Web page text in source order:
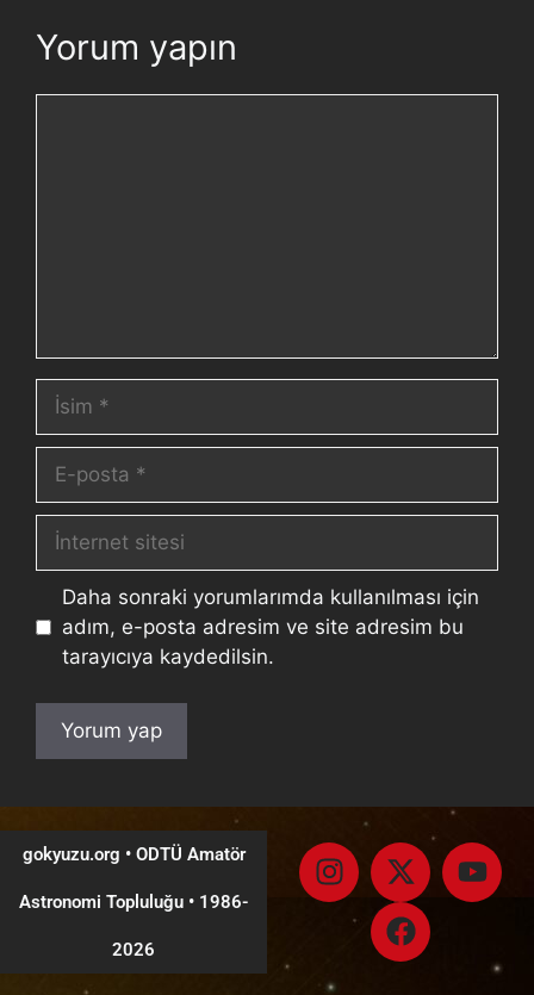
Yorum yapın
Daha sonraki yorumlarımda kullanılması için
adım, e-posta adresim ve site adresim bu
tarayıcıya kaydedilsin.
gokyuzu.org • ODTÜ Amatör
Astronomi Topluluğu •1986-
2026